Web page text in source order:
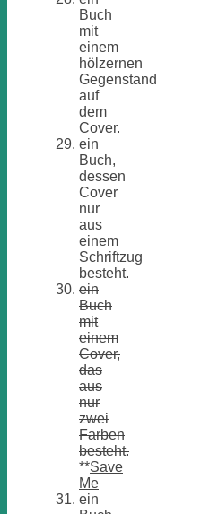
Buch
mit
einem
hölzernen
Gegenstand
auf
dem
Cover.
ein
Buch,
dessen
Cover
nur
aus
einem
Schriftzug
besteht.
ein
Buch
mit
einem
Cover,
das
aus
nur
zwei
Farben
besteht.
**Save
Me
ein